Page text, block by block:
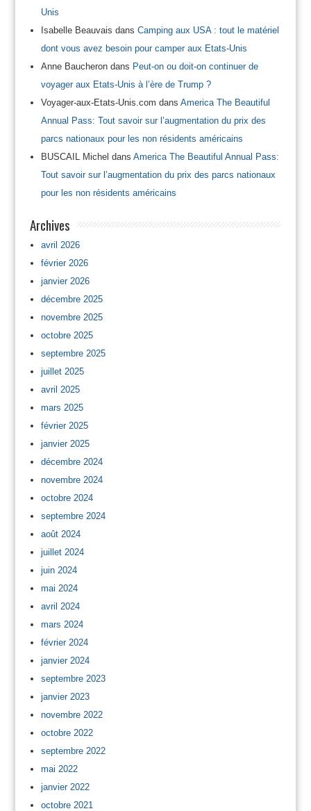
Unis
Isabelle Beauvais dans Camping aux USA : tout le matériel
dont vous avez besoin pour camper aux Etats-Unis
Anne Baucherondans Peut-on ou doit-on continuer de
voyager aux Etats-Unis à l’ère de Trump ?
Voyager-aux-Etats-Unis.com dans America The Beautiful
Annual Pass: Tout savoir sur l’augmentation du prix des
parcs nationaux pour les non résidents américains
BUSCAIL Michel dans America The Beautiful Annual Pass:
Tout savoir sur l’augmentation du prix des parcs nationaux
pour les non résidents américains
Archives
avril 2026
février 2026
janvier 2026
décembre 2025
novembre 2025
octobre 2025
septembre 2025
juillet 2025
avril 2025
mars 2025
février 2025
janvier 2025
décembre 2024
novembre 2024
octobre 2024
septembre 2024
août 2024
juillet 2024
juin 2024
mai 2024
avril 2024
mars 2024
février 2024
janvier 2024
septembre 2023
janvier 2023
novembre 2022
octobre 2022
septembre 2022
mai 2022
janvier 2022
octobre 2021